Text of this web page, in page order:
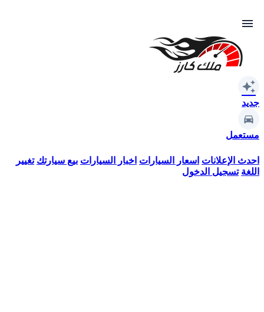
menu
auto_awesome
جديد
مستعمل
احدث الإعلانات اسعار السيارات اخبار السيارات بيع سيارتك تغيير
اللغة تسجيل الدخول